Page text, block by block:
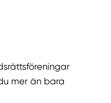
mer än bara